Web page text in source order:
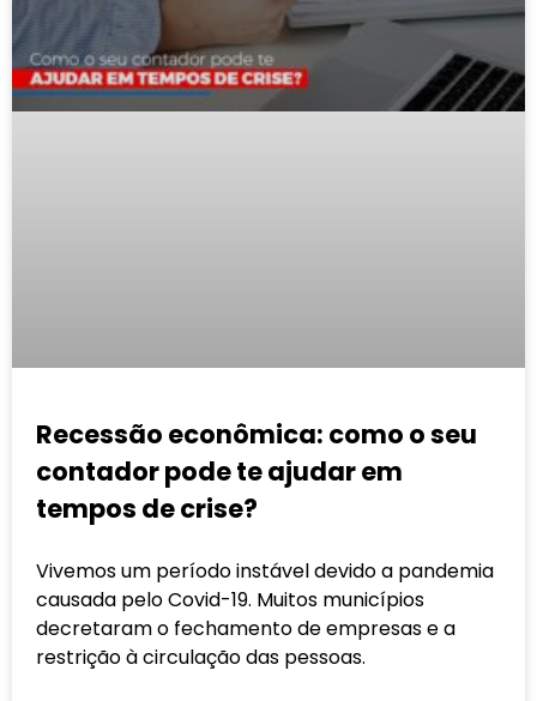
Recessão econômica: como o seu
contador pode te ajudar em
tempos de crise?
Vivemos um período instável devido a pandemia
causada pelo Covid-19. Muitos municípios
decretaram o fechamento de empresas e a
restrição à circulação das pessoas.